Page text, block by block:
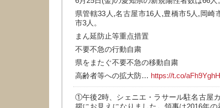
県管轄33人,名古屋市16人,豊橋市5人,岡崎
市3人。
まん延防止等重点措置
不要不急の行動自粛
県をまたぐ不要不急の移動自粛
高齢者等への拡大防… https://t.co/
①午後2時、シェニエ・ラサール駐名古屋